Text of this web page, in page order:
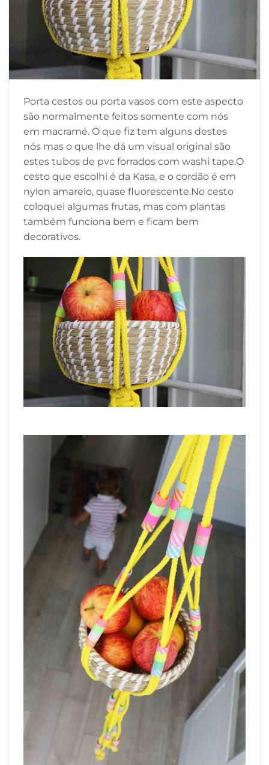
Porta cestos ou porta vasos com este aspecto
são normalmente feitos somente com nós
em macramé. O que fiz tem alguns destes
nós mas o que lhe dá um visual original são
estes tubos de pvc forrados com washi tape.O
cesto que escolhi é da Kasa, e o cordão é em
nylon amarelo, quase fluorescente.No cesto
coloquei algumas frutas, mas com plantas
também funciona bem e ficam bem
decorativos.